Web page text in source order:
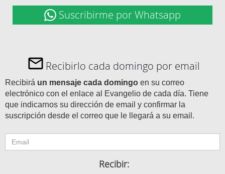
Suscribirme por Whatsapp
Recibirlo cada domingo por email
Recibirá un mensaje cada domingo en su correo
electrónico con el enlace al Evangelio de cada día. Tiene
que indicarnos su dirección de email y confirmar la
suscripción desde el correo que le llegará a su email.
Recibir: